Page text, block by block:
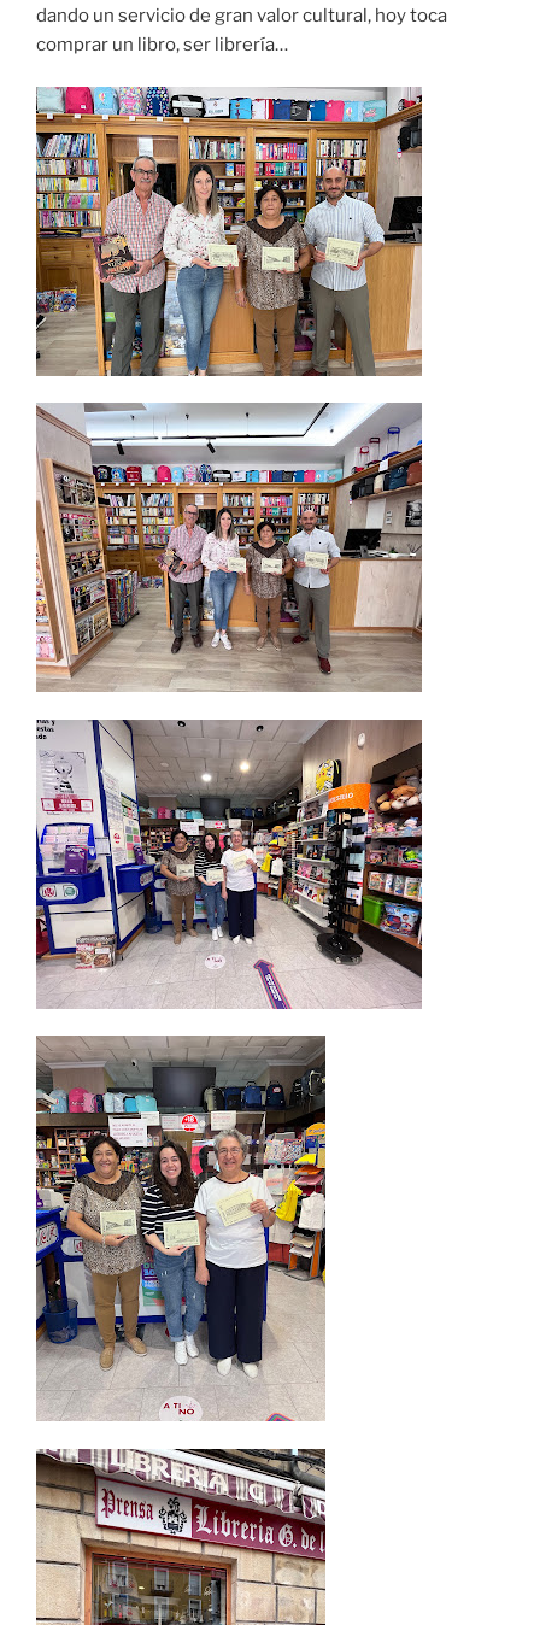
dando un servicio de gran valor cultural, hoy toca
comprar un libro, ser librería…